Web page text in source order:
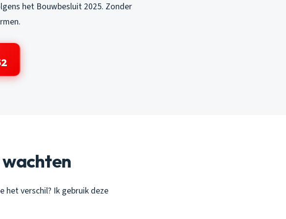
het Bouwbesluit 2025. Zonder
het verschil? Ik gebruik deze